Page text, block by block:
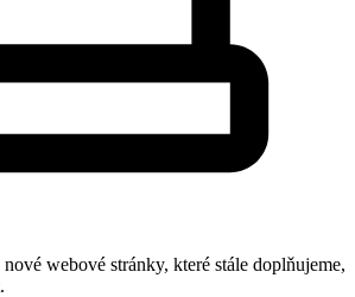
webové stránky, které stále doplňujeme,